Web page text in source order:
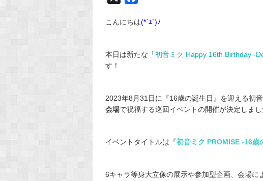
c
こんにちは(*´ｴ`)ﾉ
本日は新たな「初音ミク Happy 16th Birthday -
す！
2023年8月31日に『16歳の誕生日』を迎える初音
会場で祝福する巡回イベントの開催が決定しまし
イベントタイトルは『初音ミク PROMISE -16歳
6キャラ等身大立像の展示や参加型企画、会場